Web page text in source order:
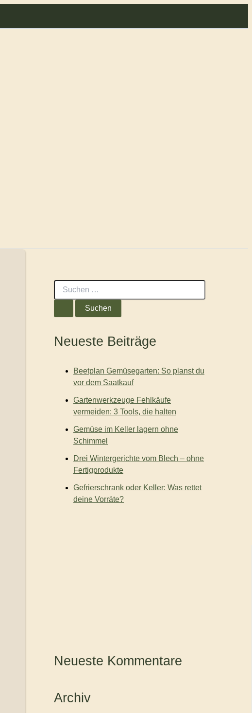
S
Neueste Beiträge
Beetplan Gemüsegarten: So planst du
vor dem Saatkauf
Gartenwerkzeuge Fehlkäufe
vermeiden: 3 Tools, die halten
Gemüse im Keller lagern ohne
Schimmel
Drei Wintergerichte vom Blech – ohne
Fertigprodukte
Gefrierschrank oder Keller: Was rettet
deine Vorräte?
Neueste Kommentare
Archiv